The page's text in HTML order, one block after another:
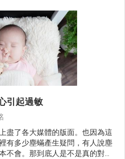
引起過敏
盡了各大媒體的版面。也因為這
有多少塵蟎產生疑問，有人說塵
不會。那到底人是不是真的對塵